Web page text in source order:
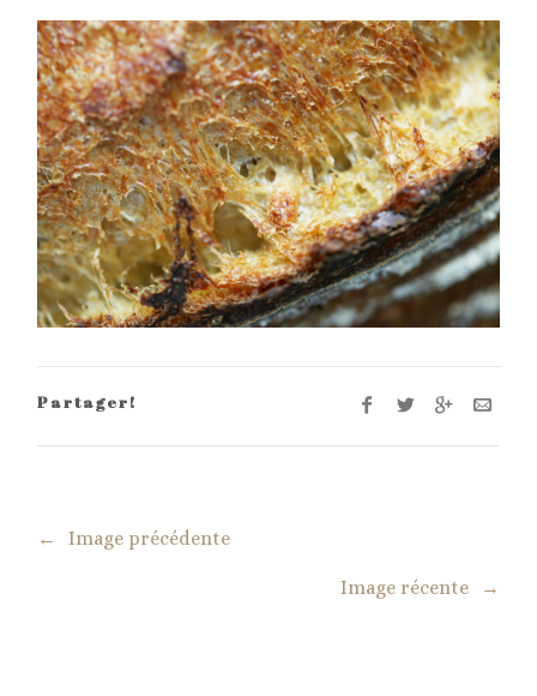
Partager!
← Image précédente
Image récente →